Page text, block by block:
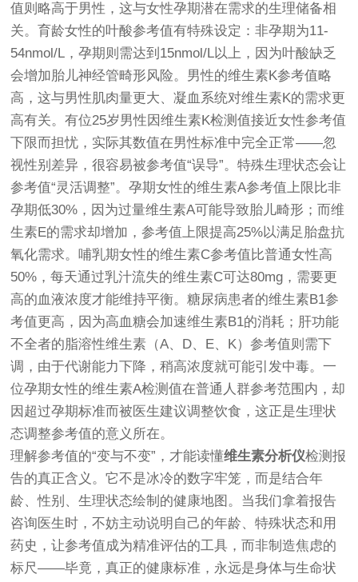
值则略高于男性，这与女性孕期潜在需求的生理储备相
关。育龄女性的叶酸参考值有特殊设定：非孕期为11-
54nmol/L，孕期则需达到15nmol/L以上，因为叶酸缺乏
会增加胎儿神经管畸形风险。男性的维生素K参考值略
高，这与男性肌肉量更大、凝血系统对维生素K的需求更
高有关。有位25岁男性因维生素K检测值接近女性参考值
下限而担忧，实际其数值在男性标准中完全正常——忽
视性别差异，很容易被参考值“误导”。特殊生理状态会让
参考值“灵活调整”。孕期女性的维生素A参考值上限比非
孕期低30%，因为过量维生素A可能导致胎儿畸形；而维
生素E的需求却增加，参考值上限提高25%以满足胎盘抗
氧化需求。哺乳期女性的维生素C参考值比普通女性高
50%，每天通过乳汁流失的维生素C可达80mg，需要更
高的血液浓度才能维持平衡。糖尿病患者的维生素B1参
考值更高，因为高血糖会加速维生素B1的消耗；肝功能
不全者的脂溶性维生素（A、D、E、K）参考值则需下
调，由于代谢能力下降，稍高浓度就可能引发中毒。一
位孕期女性的维生素A检测值在普通人群参考范围内，却
因超过孕期标准而被医生建议调整饮食，这正是生理状
态调整参考值的意义所在。
理解参考值的“变与不变”，才能读懂维生素分析仪检测报
告的真正含义。它不是冰冷的数字牢笼，而是结合年
龄、性别、生理状态绘制的健康地图。当我们拿着报告
咨询医生时，不妨主动说明自己的年龄、特殊状态和用
药史，让参考值成为精准评估的工具，而非制造焦虑的
标尺——毕竟，真正的健康标准，永远是身体与生命状